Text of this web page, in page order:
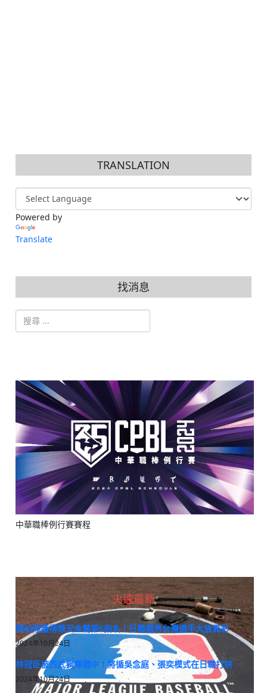
TRANSLATION
Powered by
Translate
找消息
搜索
中華職棒例行賽賽程
火速最新
陽柏翔獲得樂天金鷲第6指名！日職選秀台灣選手大放異彩
2024年10月24日
林冠臣被西武獅隊選中！將循吳念庭、張奕模式在日職打拚
2024年10月24日